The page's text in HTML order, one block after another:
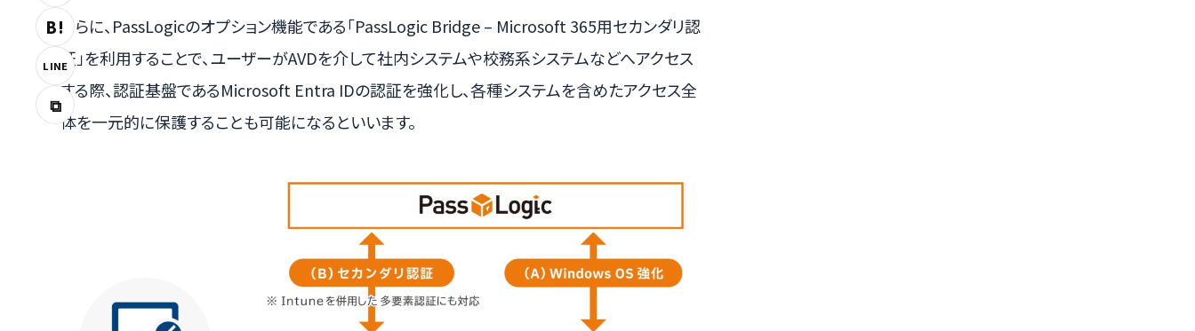
B!
LINE
⧉
さらに、PassLogicのオプション機能である「PassLogic Bridge – Microsoft 365用セカンダリ認
証」を利用することで、ユーザーがAVDを介して社内システムや校務系システムなどへアクセス
する際、認証基盤であるMicrosoft Entra IDの認証を強化し、各種システムを含めたアクセス全
体を一元的に保護することも可能になるといいます。